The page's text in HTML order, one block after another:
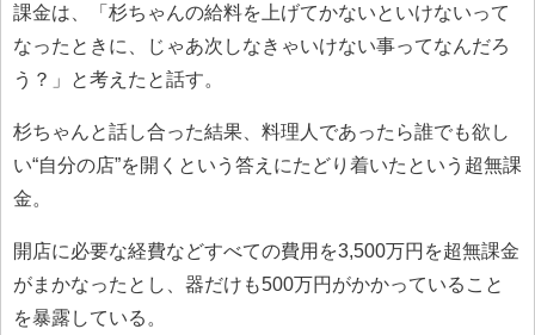
課金は、「杉ちゃんの給料を上げてかないといけないって
なったときに、じゃあ次しなきゃいけない事ってなんだろ
う？」と考えたと話す。
杉ちゃんと話し合った結果、料理人であったら誰でも欲し
い“自分の店”を開くという答えにたどり着いたという超無課
金。
開店に必要な経費などすべての費用を3,500万円を超無課金
がまかなったとし、器だけも500万円がかかっていること
を暴露している。